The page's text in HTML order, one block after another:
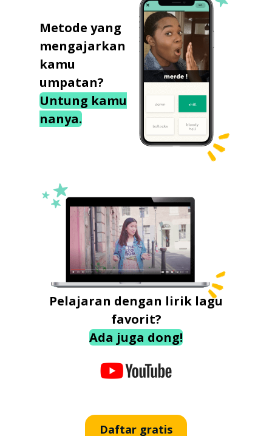
Metode yang
mengajarkan
kamu
umpatan?
Untung kamu
nanya.
Pelajaran dengan lirik lagu
favorit?
Ada juga dong!
Daftar gratis